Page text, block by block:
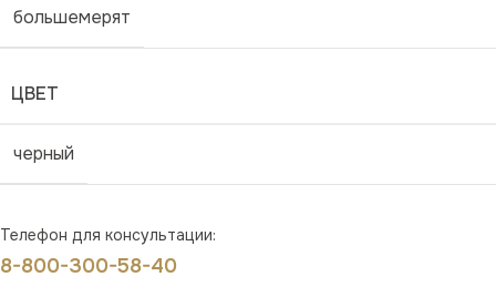
большемерят
ЦВЕТ
черный
Телефон для консультации:
8-800-300-58-40